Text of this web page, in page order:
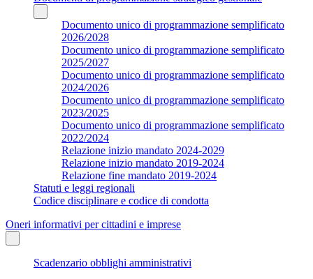
Documento unico di programmazione semplificato
2026/2028
Documento unico di programmazione semplificato
2025/2027
Documento unico di programmazione semplificato
2024/2026
Documento unico di programmazione semplificato
2023/2025
Documento unico di programmazione semplificato
2022/2024
Relazione inizio mandato 2024-2029
Relazione inizio mandato 2019-2024
Relazione fine mandato 2019-2024
Statuti e leggi regionali
Codice disciplinare e codice di condotta
Oneri informativi per cittadini e imprese
Scadenzario obblighi amministrativi